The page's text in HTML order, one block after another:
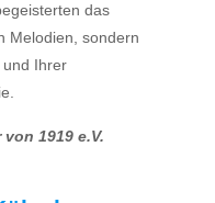
das
Melodien, sondern
Ihrer
1919 e.V.